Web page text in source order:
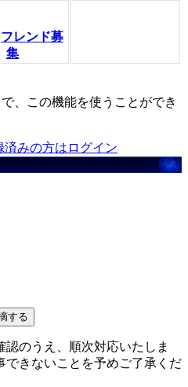
フレンド募
集
、この機能を使うことができ
済みの方はログイン
する
のうえ、順次対応いたしま
できないことを予めご了承くだ